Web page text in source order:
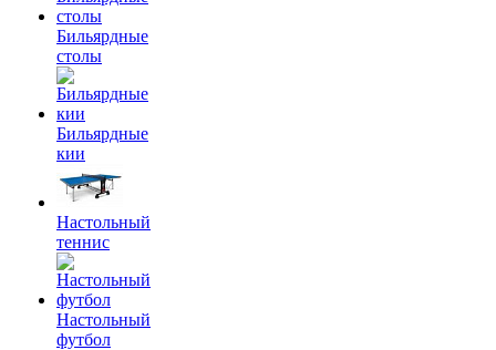
Бильярдные
столы
Бильярдные
кии
Настольный
теннис
Настольный
футбол